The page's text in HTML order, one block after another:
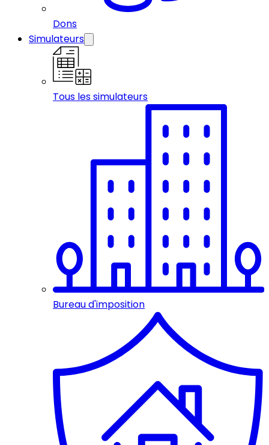
Dons
Simulateurs
Tous les simulateurs
Bureau d'imposition